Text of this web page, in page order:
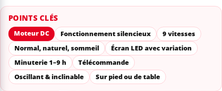
POINTS CLÉS
Moteur DC Fonctionnement silencieux
9 vitesses
Normal, naturel, sommeil
Écran LED avec variation
Minuterie 1–9 h
Télécommande
Oscillant & inclinable
Sur pied ou de table